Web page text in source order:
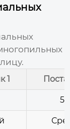
1
5